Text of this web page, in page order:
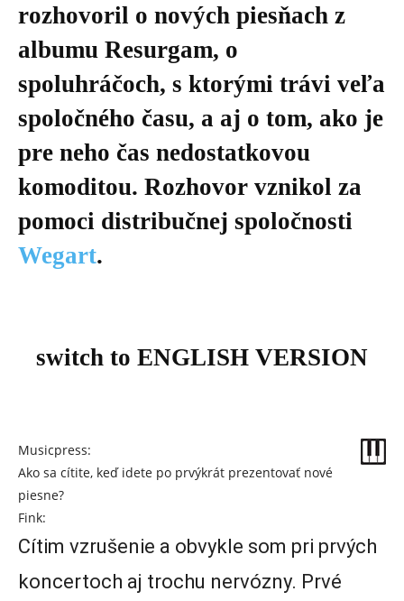
rozhovoril o nových piesňach z
albumu Resurgam, o
spoluhráčoch, s ktorými trávi veľa
spoločného času, a aj o tom, ako je
pre neho čas nedostatkovou
komoditou. Rozhovor vznikol za
pomoci distribučnej spoločnosti
Wegart.
switch to ENGLISH VERSION
Musicpress:
Ako sa cítite, keď idete po prvýkrát prezentovať nové
piesne?
Fink:
Cítim vzrušenie a obvykle som pri prvých
koncertoch aj trochu nervózny. Prvé